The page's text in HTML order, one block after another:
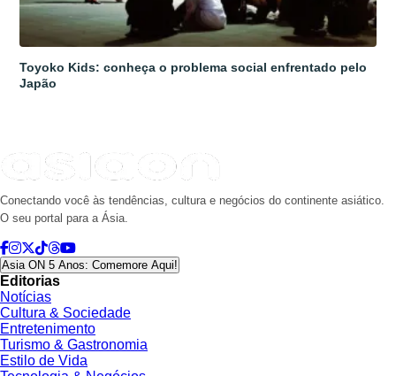
Toyoko Kids: conheça o problema social enfrentado pelo
Japão
Conectando você às tendências, cultura e negócios do continente asiático.
O seu portal para a Ásia.
Asia ON 5 Anos: Comemore Aqui!
Editorias
Notícias
Cultura & Sociedade
Entretenimento
Turismo & Gastronomia
Estilo de Vida